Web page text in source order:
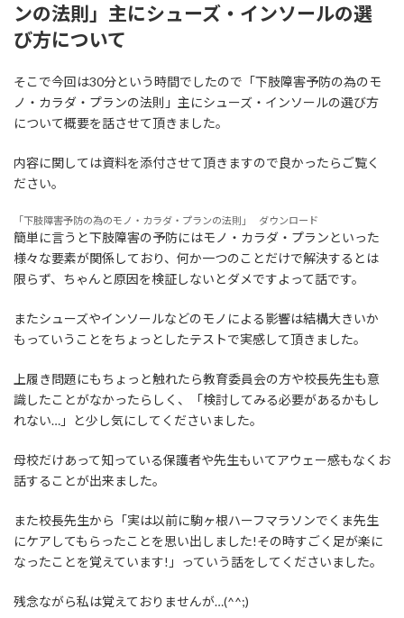
ンの法則」主にシューズ・インソールの選
び方について
そこで今回は30分という時間でしたので「下肢障害予防の為のモ
ノ・カラダ・プランの法則」主にシューズ・インソールの選び方
について概要を話させて頂きました。
内容に関しては資料を添付させて頂きますので良かったらご覧く
ださい。
「下肢障害予防の為のモノ・カラダ・プランの法則」 ダウンロード
簡単に言うと下肢障害の予防にはモノ・カラダ・プランといった
様々な要素が関係しており、何か一つのことだけで解決するとは
限らず、ちゃんと原因を検証しないとダメですよって話です。
またシューズやインソールなどのモノによる影響は結構大きいか
もっていうことをちょっとしたテストで実感して頂きました。
上履き問題にもちょっと触れたら教育委員会の方や校長先生も意
識したことがなかったらしく、「検討してみる必要があるかもし
れない…」と少し気にしてくださいました。
母校だけあって知っている保護者や先生もいてアウェー感もなくお
話することが出来ました。
また校長先生から「実は以前に駒ヶ根ハーフマラソンでくま先生
にケアしてもらったことを思い出しました!その時すごく足が楽に
なったことを覚えています!」っていう話をしてくださいました。
残念ながら私は覚えておりませんが…(^^;)